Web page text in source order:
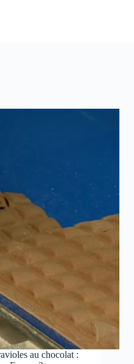
au chocolat :